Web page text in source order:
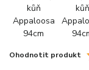
Ohodnotit produkt